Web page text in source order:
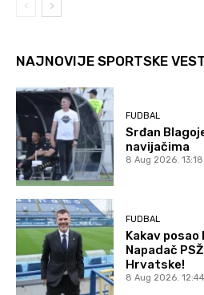
NAJNOVIJE SPORTSKE
FUDBAL
Srđan
navijačima
8 Aug 2026. 13:18
FUDBAL
Kakav posao
Napadač
Hrvatske!
8 Aug 2026. 12:44